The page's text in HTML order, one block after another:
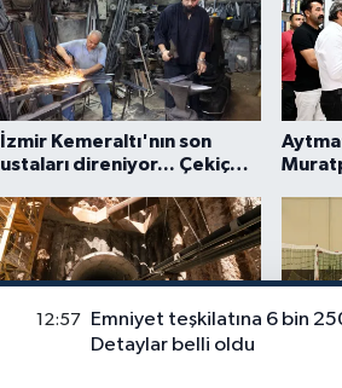
İzmir Kemeraltı'nın son
ustaları direniyor... Çekiç
12:57
Emniyet teşkilatına 6 bin
Detaylar belli oldu